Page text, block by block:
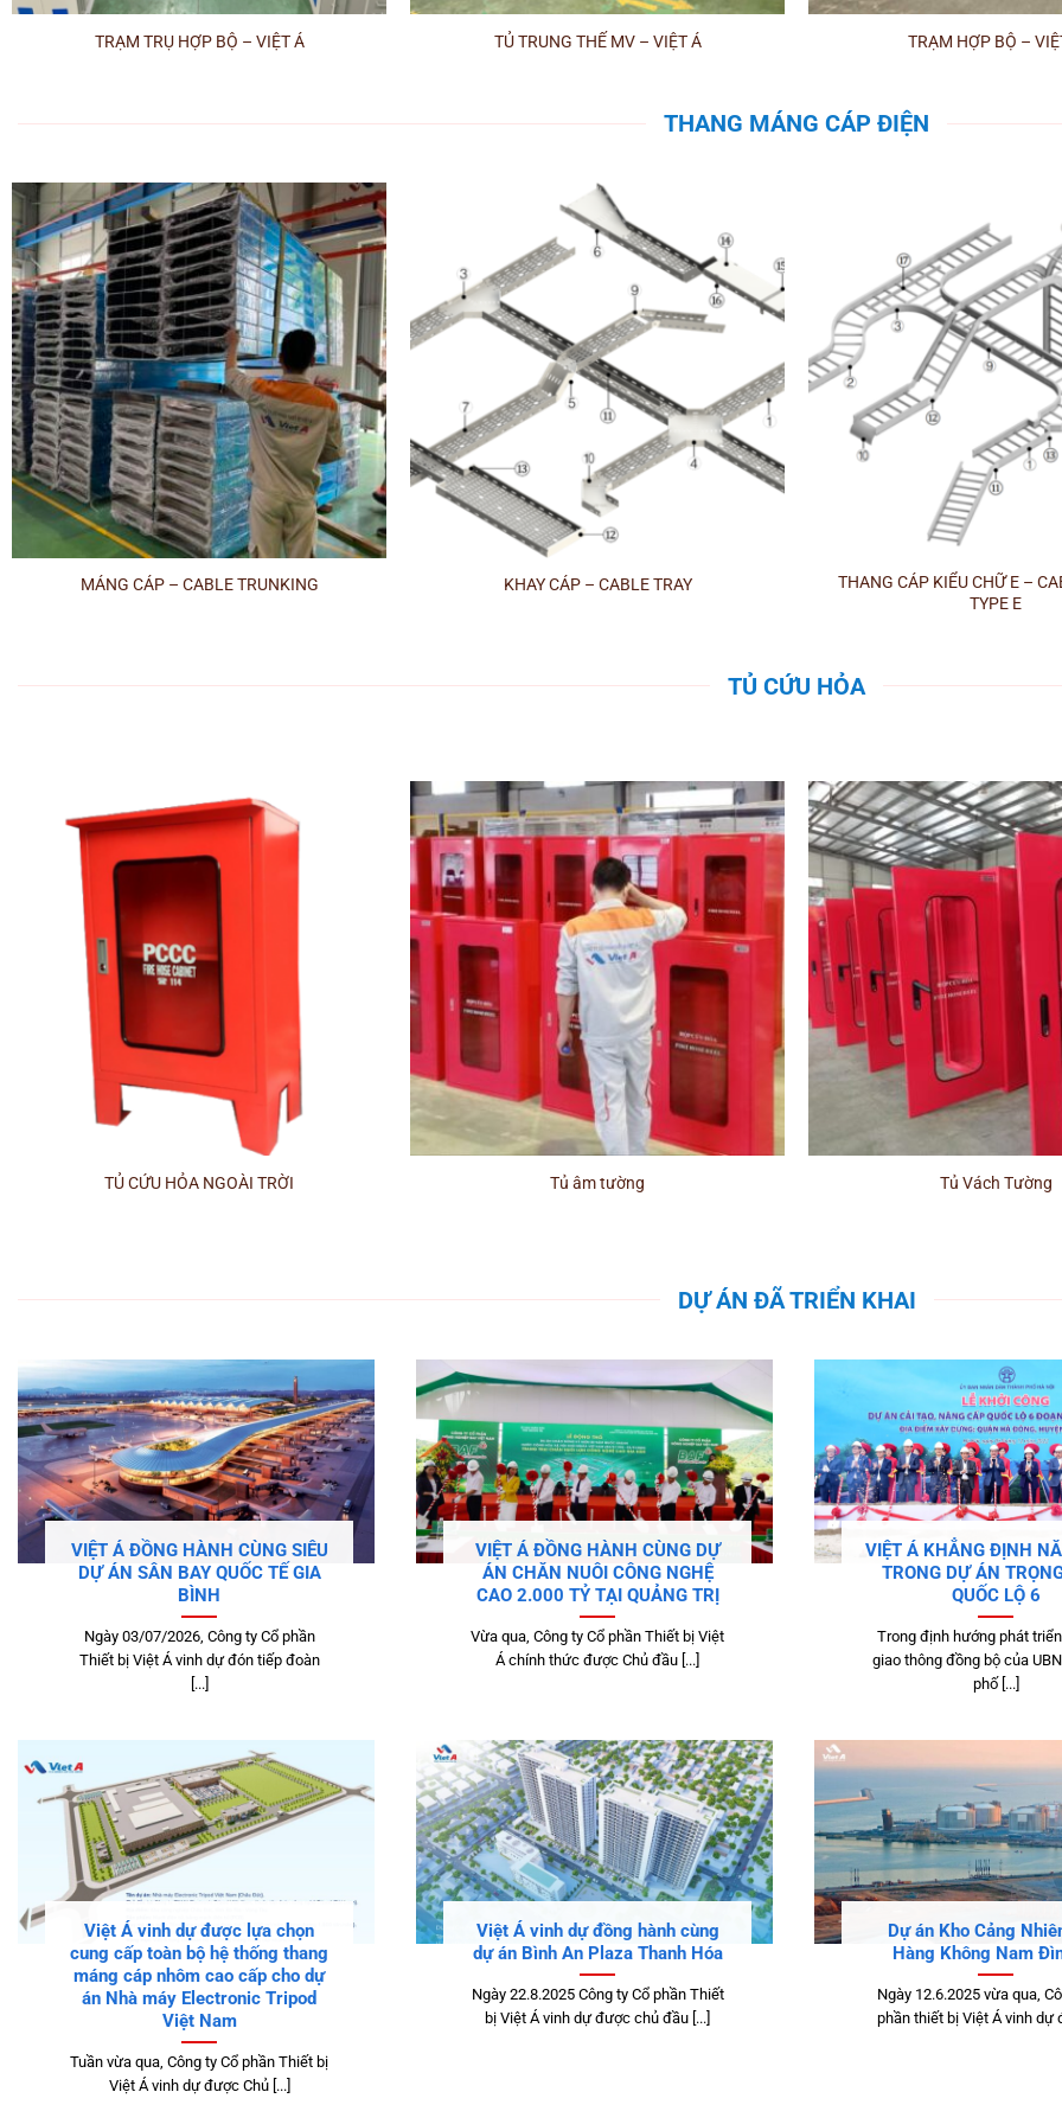
TRẠM TRỤ HỢP BỘ – VIỆT Á TỦ TRUNG THẾ MV – VIỆT Á TRẠM HỢP BỘ –
THANG MÁNG CÁP ĐIỆN
MÁNG CÁP – CABLE TRUNKING KHAY CÁP – CABLE TRAY
THANG CÁP KIỂU CHỮ E –
TYPE E
TỦ CỨU HỎA
TỦ CỨU HỎA NGOÀI TRỜI
+
Tủ âm tường Tủ Vách Tường
DỰ ÁN ĐÃ TRIỂN KHAI
VIỆT Á ĐỒNG HÀNH CÙNG SIÊU
DỰ ÁN SÂN BAY QUỐC TẾ GIA
BÌNH
Ngày 03/07/2026, Công ty Cổ phần
Thiết bị Việt Á vinh dự đón tiếp đoàn
[...]
VIỆT Á ĐỒNG HÀNH CÙNG DỰ
ÁN CHĂN NUÔI CÔNG NGHỆ
CAO 2.000 TỶ TẠI QUẢNG TRỊ
Vừa qua, Công ty Cổ phần Thiết bị Việt
Á chính thức được Chủ đầu [...]
VIỆT Á KHẲNG ĐỊNH
TRONG DỰ ÁN
QUỐC LỘ 6
Trong định hướng phát
giao thông đồng bộ của
phố [...]
Việt Á vinh dự được lựa chọn
cung cấp toàn bộ hệ thống thang
máng cáp nhôm cao cấp cho dự
án Nhà máy Electronic Tripod
Việt Nam
Tuần vừa qua, Công ty Cổ phần Thiết bị
Việt Á vinh dự được Chủ [...]
Việt Á vinh dự đồng hành cùng
dự án Bình An Plaza Thanh Hóa
Ngày 22.8.2025 Công ty Cổ phần Thiết
bị Việt Á vinh dự được chủ đầu [...]
Dự án Kho Cảng
Hàng Không Nam
Ngày 12.6.2025 vừa qua,
phần thiết bị Việt Á vinh dự